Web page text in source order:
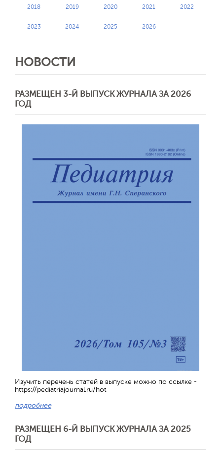
2018 2019 2020 2021 2022
2023 2024 2025 2026
НОВОСТИ
РАЗМЕЩЕН 3-Й ВЫПУСК ЖУРНАЛА ЗА 2026
ГОД
Изучить перечень статей в выпуске можно по ссылке -
https://pediatriajournal.ru/hot
подробнее
РАЗМЕЩЕН 6-Й ВЫПУСК ЖУРНАЛА ЗА 2025
ГОД